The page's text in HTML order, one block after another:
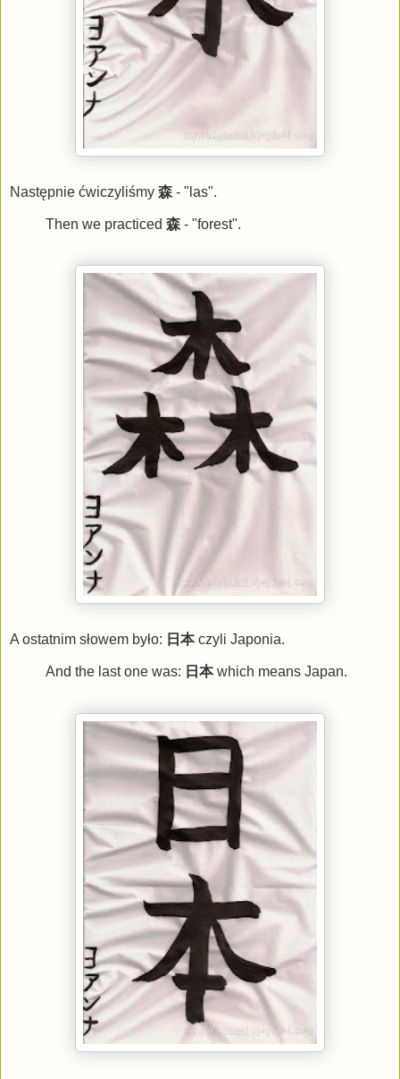
Następnie ćwiczyliśmy 森 - "las".
Then we practiced 森 - "forest".
A ostatnim słowem było: 日本czyli Japonia.
And the last one was: 日本which means Japan.